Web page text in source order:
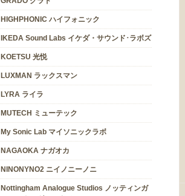
HIGHPHONIC ハイフォニック
IKEDA Sound Labs イケダ・サウンド･ラボズ
KOETSU 光悦
LUXMAN ラックスマン
LYRA ライラ
MUTECH ミューテック
My Sonic Lab マイソニックラボ
NAGAOKA ナガオカ
NINONYNO2 ニイノニーノニ
Nottingham Analogue Studios ノッティンガ